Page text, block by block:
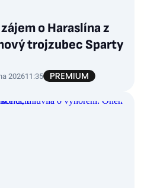
o Haraslína z
trojzubec Sparty
202611:35